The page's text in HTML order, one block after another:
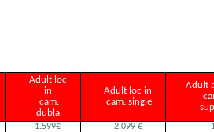
Adult loc
in
cam.
dubla
Adult loc in
cam. single
Adult
1.599€ 2.099 €